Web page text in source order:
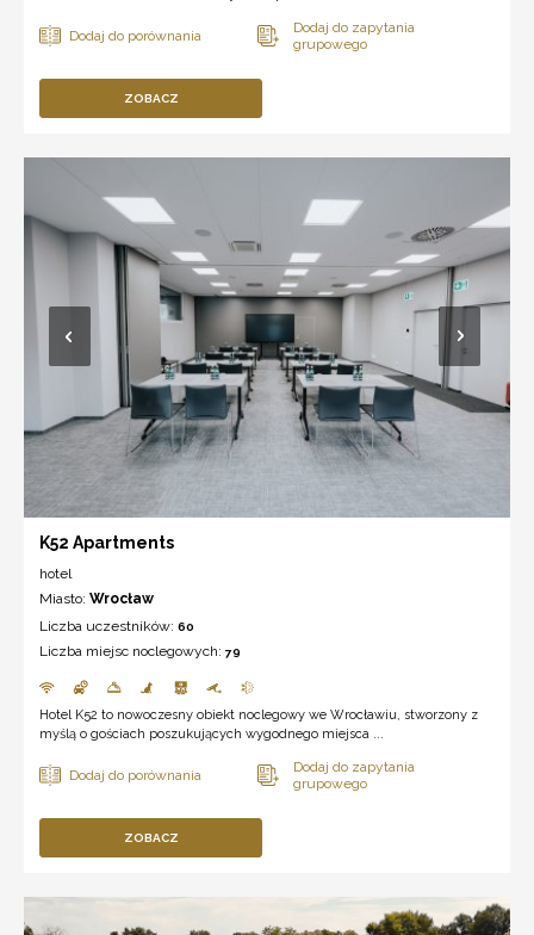
ZOBACZ
K52 Apartments
hotel
Miasto: Wrocław
Liczba uczestników: 60
Liczba miejsc noclegowych: 79
Hotel K52 to nowoczesny obiekt noclegowy we Wrocławiu, stworzony z
myślą o gościach poszukujących wygodnego miejsca ...
ZOBACZ